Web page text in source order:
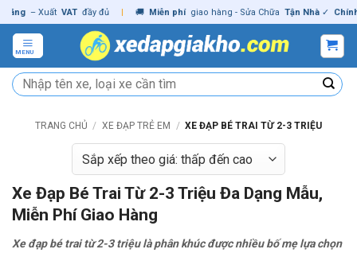
Skip
to
content
Xuất VAT đầy đủ | 🚚 Miễn phí giao hàng - Sửa Chữa Tận Nhà ✓ Chính hãng
MENU
Tìm
kiếm:
TRANG CHỦ / XE ĐẠP TRẺ EM / XE ĐẠP BÉ TRAI TỪ 2-3 TRIỆU
Xe Đạp Bé Trai Từ 2-3 Triệu Đa Dạng Mẫu,
Miễn Phí Giao Hàng
Xe đạp bé trai từ 2-3 triệu là phân khúc được nhiều bố mẹ lựa chọn